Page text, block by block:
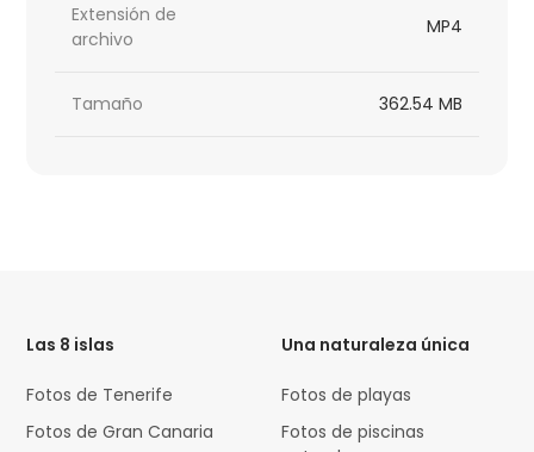
Extensión de
archivo
MP4
Tamaño 362.54 MB
Las 8 islas
Fotos de Tenerife
Fotos de Gran Canaria
Una naturaleza única
Fotos de playas
Fotos de piscinas